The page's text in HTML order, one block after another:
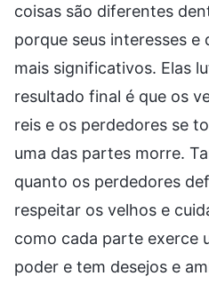
coisas são diferentes
porque seus interesses e
mais significativos. Elas
resultado final é que os
reis e os perdedores se
uma das partes morre.
quanto os perdedores
respeitar os velhos e
como cada parte exerce
poder e tem desejos e